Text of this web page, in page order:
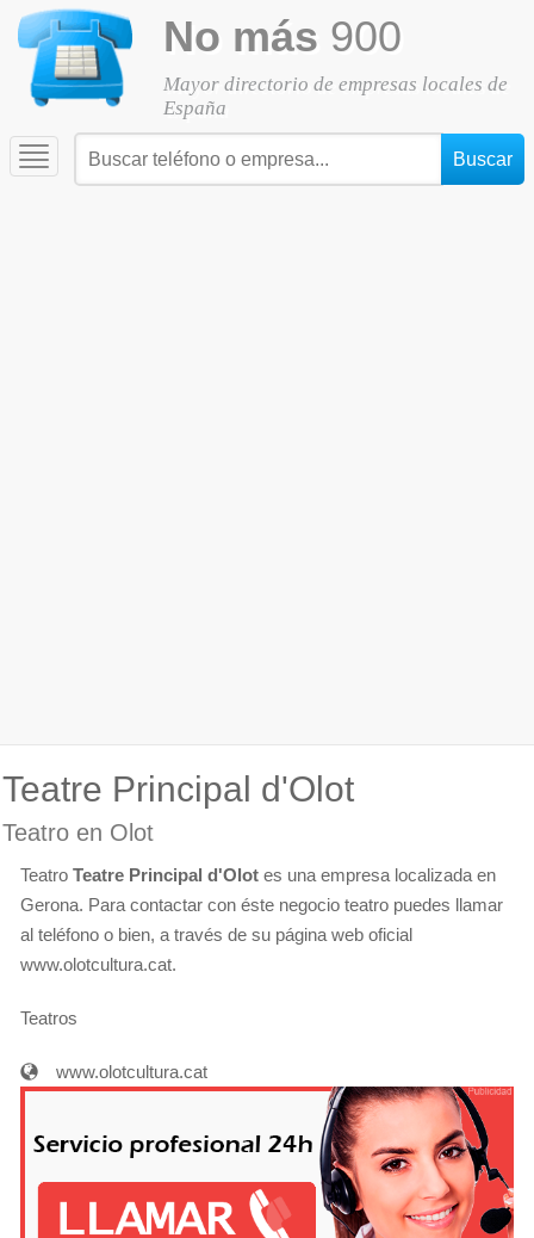
No más 900
Mayor directorio de empresas locales de
España
Toggle
navigation
Teatre Principal d'Olot
Teatro en Olot
Teatro Teatre Principal d'Olot es una empresa localizada en
Gerona. Para contactar con éste negocio teatro puedes llamar
al teléfono o bien, a través de su página web oficial
www.olotcultura.cat.
Teatros
www.olotcultura.cat